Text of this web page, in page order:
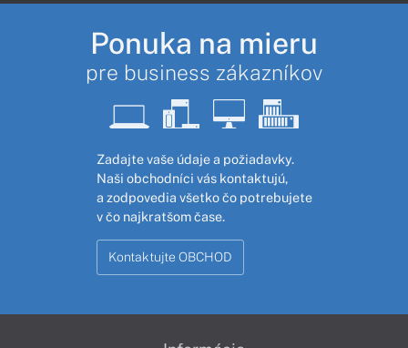
Ponuka na mieru
pre business zákazníkov
Zadajte vaše údaje a požiadavky.
Naši obchodníci vás kontaktujú,
a zodpovedia všetko čo potrebujete
v čo najkratšom čase.
Kontaktujte OBCHOD